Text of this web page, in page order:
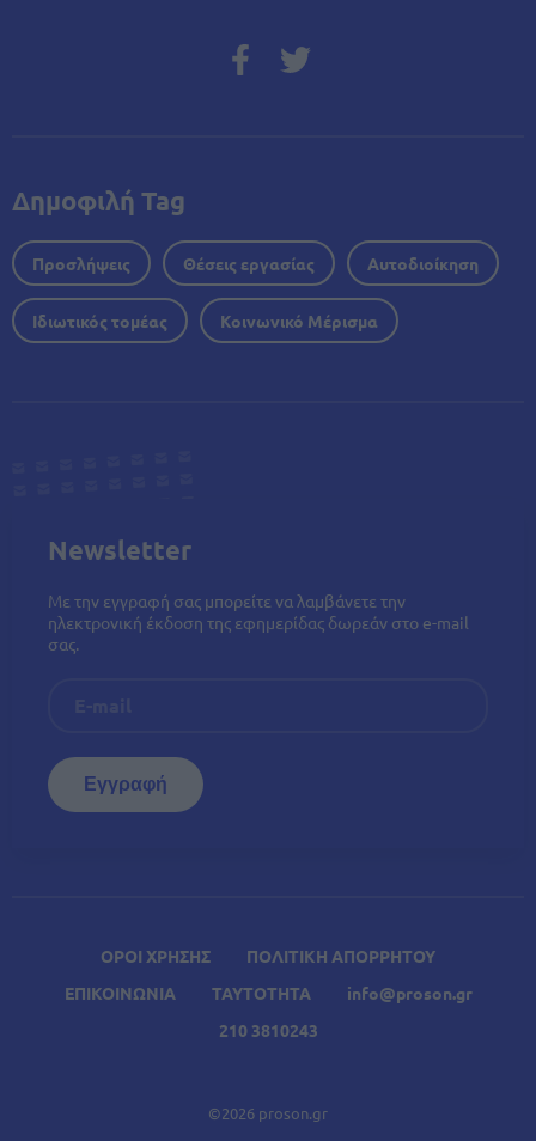
ΟΡΟΙ ΧΡΗΣΗΣ
ΠΟΛΙΤΙΚΗ ΑΠΟΡΡΗΤΟΥ
ΕΠΙΚΟΙΝΩΝΙΑ
ΤΑΥΤΟΤΗΤΑ
info@proson.gr
210 3810243
©2026 proson.gr
Δημοφιλή Tag
Προσλήψεις Θέσεις εργασίας Αυτοδιοίκηση
Ιδιωτικός τομέας Κοινωνικό Μέρισμα
Newsletter
Με την εγγραφή σας μπορείτε να λαμβάνετε την
ηλεκτρονική έκδοση της εφημερίδας δωρεάν στο e-mail
σας.